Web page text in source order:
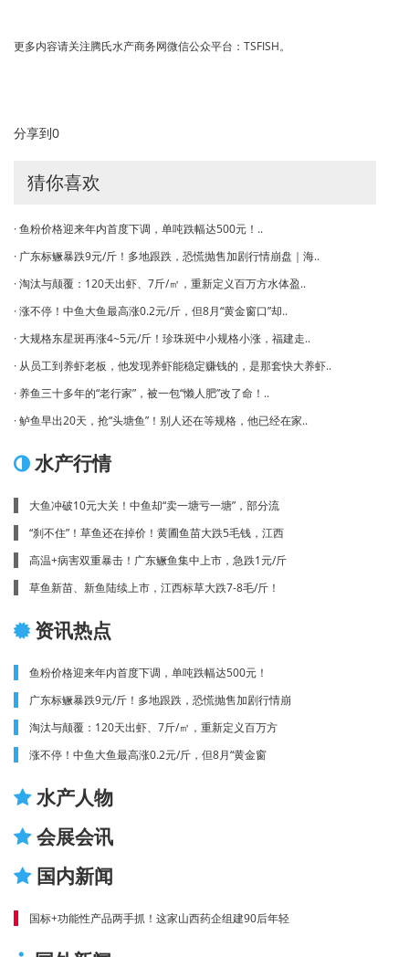
更多内容请关注腾氏水产商务网微信公众平台：TSFISH。
分享到0
猜你喜欢
· 鱼粉价格迎来年内首度下调，单吨跌幅达500元！..
· 广东标鳜暴跌9元/斤！多地跟跌，恐慌抛售加剧行情崩盘｜海..
· 淘汰与颠覆：120天出虾、7斤/㎡，重新定义百万方水体盈..
· 涨不停！中鱼大鱼最高涨0.2元/斤，但8月“黄金窗口”却..
· 大规格东星斑再涨4~5元/斤！珍珠斑中小规格小涨，福建走..
· 从员工到养虾老板，他发现养虾能稳定赚钱的，是那套快大养虾..
· 养鱼三十多年的“老行家”，被一包“懒人肥”改了命！..
· 鲈鱼早出20天，抢“头塘鱼”！别人还在等规格，他已经在家..
水产行情
大鱼冲破10元大关！中鱼却“卖一塘亏一塘”，部分流
“刹不住”！草鱼还在掉价！黄圃鱼苗大跌5毛钱，江西
高温+病害双重暴击！广东鳜鱼集中上市，急跌1元/斤
草鱼新苗、新鱼陆续上市，江西标草大跌7-8毛/斤！
资讯热点
鱼粉价格迎来年内首度下调，单吨跌幅达500元！
广东标鳜暴跌9元/斤！多地跟跌，恐慌抛售加剧行情崩
淘汰与颠覆：120天出虾、7斤/㎡，重新定义百万方
涨不停！中鱼大鱼最高涨0.2元/斤，但8月“黄金窗
水产人物
会展会讯
国内新闻
国标+功能性产品两手抓！这家山西药企组建90后年轻